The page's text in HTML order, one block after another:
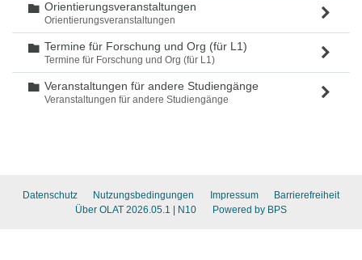
Ordner
Orientierungsveranstaltungen
Orientierungsveranstaltungen
Ordner
Termine für Forschung und Org (für L1)
Termine für Forschung und Org (für L1)
Ordner
Veranstaltungen für andere Studiengänge
Veranstaltungen für andere Studiengänge
Datenschutz Nutzungsbedingungen Impressum
Barrierefreiheit
Über OLAT 2026.05.1
| N10 Powered by BPS